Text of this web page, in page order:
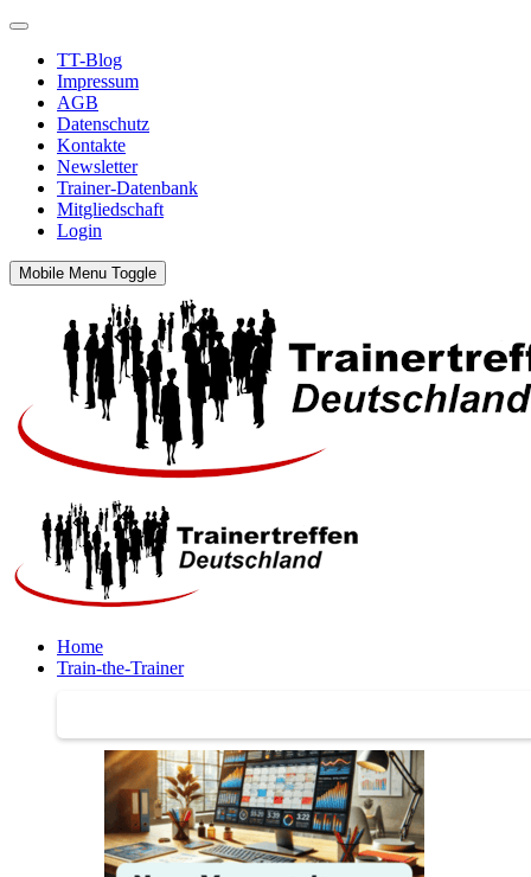
TT-Blog
Impressum
AGB
Datenschutz
Kontakte
Newsletter
Trainer-Datenbank
Mitgliedschaft
Login
Mobile Menu Toggle
Home
Train-the-Trainer